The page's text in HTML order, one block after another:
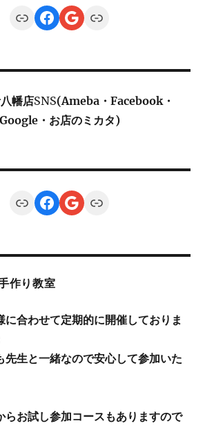
LinkFacebook
Google
Link
幡店SNS(Ameba・Facebook・
Google・お店のミカタ)
LinkFacebook
Google
Link
作り教室
に合わせて定期的に開催しておりま
先生と一緒なので安心して参加いた
らお試し参加コースもありますので